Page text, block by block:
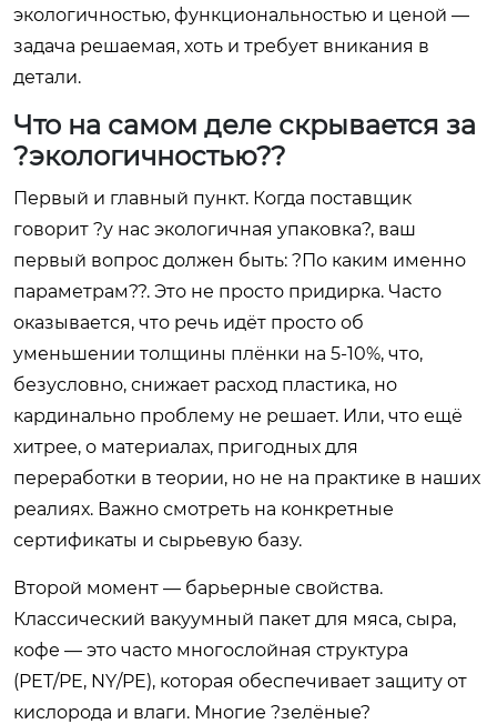
экологичностью, функциональностью и ценой —
задача решаемая, хоть и требует вникания в
детали.
Что на самом деле скрывается за
?экологичностью??
Первый и главный пункт. Когда поставщик
говорит ?у нас экологичная упаковка?, ваш
первый вопрос должен быть: ?По каким именно
параметрам??. Это не просто придирка. Часто
оказывается, что речь идёт просто об
уменьшении толщины плёнки на 5-10%, что,
безусловно, снижает расход пластика, но
кардинально проблему не решает. Или, что ещё
хитрее, о материалах, пригодных для
переработки в теории, но не на практике в наших
реалиях. Важно смотреть на конкретные
сертификаты и сырьевую базу.
Второй момент — барьерные свойства.
Классический вакуумный пакет для мяса, сыра,
кофе — это часто многослойная структура
(PET/PE, NY/PE), которая обеспечивает защиту от
кислорода и влаги. Многие ?зелёные?